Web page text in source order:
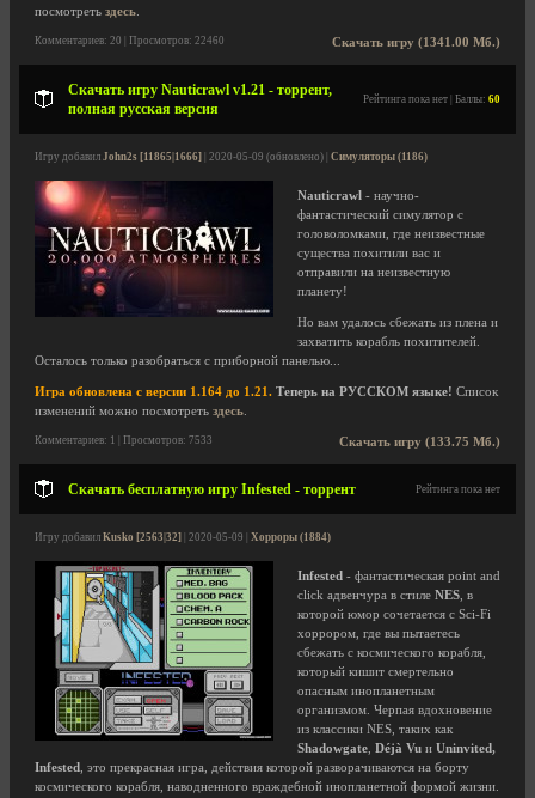
посмотреть здесь
Скачать игру (1341.00 Мб.)
Комментариев: 20 | Просмотров: 22460
Скачать игру Nauticrawl v1.21 - торрент,
полная русская версия
Рейтинга пока нет | Баллы: 60
Игру добавил John2s [11865|1666] | 2020-05-09 (обновлено) | Симуляторы (1186)
Nauticrawl - научно-
фантастический симулятор с
головоломками, где неизвестные
существа похитили вас и
отправили на неизвестную
планету!
Но вам удалось сбежать из плена и
захватить корабль похитителей.
Осталось только разобраться с приборной панелью...
Игра обновлена с версии 1.164 до 1.21. Теперь на РУССКОМ языке! Список
изменений можно посмотреть здесь
Скачать игру (133.75 Мб.)
Комментариев: 1 | Просмотров: 7533
Скачать бесплатную игру Infested - торрент Рейтинга пока нет
Игру добавил Kusko [2563|32] | 2020-05-09 | Хорроры (1884)
Infested - фантастическая point and
click адвенчура в стиле NES , в
которой юмор сочетается с Sci-Fi
хоррором, где вы пытаетесь
сбежать с космического корабля,
который кишит смертельно
опасным инопланетным
организмом. Черпая вдохновение
из классики NES, таких как
Shadowgate Déjà Vu и Uninvited,
Infested
, это прекрасная игра, действия которой разворачиваются на борту
космического корабля, наводненного враждебной инопланетной формой жизни.